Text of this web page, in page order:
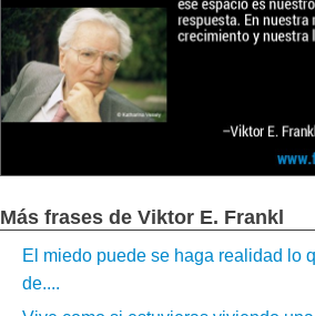
Más frases de Viktor E. Frankl
El miedo puede se haga realidad lo
de....